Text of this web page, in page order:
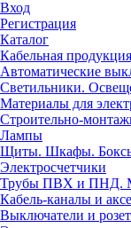
Вход
Регистрация
Каталог
Кабельная продукция
Автоматические
Светильники.
Материалы для
Строительно-
Лампы
Щиты. Шкафы.
Электросчетчики
Трубы ПВХ и ПНД.
Кабель-каналы и
Выключатели и